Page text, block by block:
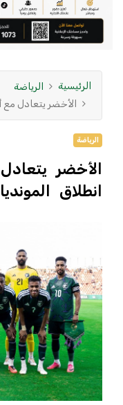
الرئيسية
الرياضة
الأخضر يتعادل مع
الرياضة
الأخضر
انطلاق